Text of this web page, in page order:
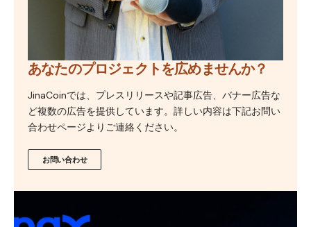
あなたのプロジェクトを広めませんか？
JinaCoinでは、プレスリリースや記事広告、バナー広告な
ど複数の広告を提供しています。詳しい内容は下記お問い
合わせページよりご連絡ください。
お問い合わせ